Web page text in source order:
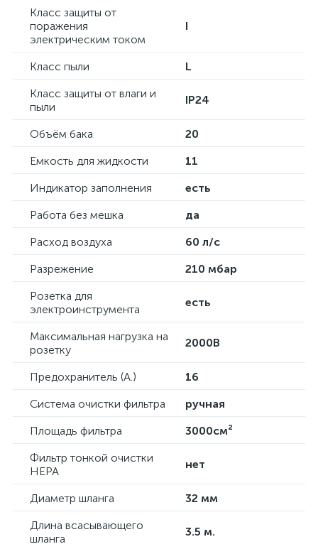
Класс защиты от
поражения
электрическим током
I
Класс пыли
L
Класс защиты от влаги и
пыли
IP24
Объём бака
20
Емкость для жидкости
11
Индикатор заполнения
есть
Работа без мешка
да
Расход воздуха
60 л/с
Разрежение
210 мбар
Розетка для
электроинструмента
есть
Максимальная нагрузка на
розетку
2000В
Предохранитель (А.)
16
Система очистки фильтра
ручная
Площадь фильтра
3000см²
Фильтр тонкой очистки
HEPA
нет
Диаметр шланга
32 мм
Длина всасывающего
шланга
3.5 м.